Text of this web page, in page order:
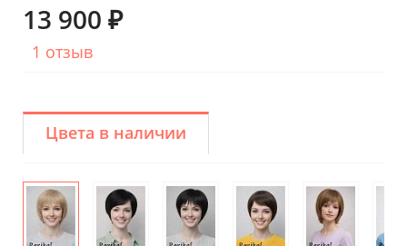
13 900 ₽
1 отзыв
Цвета в наличии